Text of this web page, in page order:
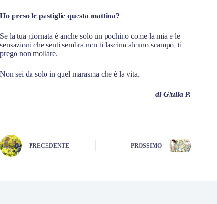
Ho preso le pastiglie questa mattina?
Se la tua giornata è anche solo un pochino come la mia e le
sensazioni che senti sembra non ti lascino alcuno scampo, ti
prego non mollare.
Non sei da solo in quel marasma che è la vita.
di Giulia P.
PRECEDENTE PROSSIMO